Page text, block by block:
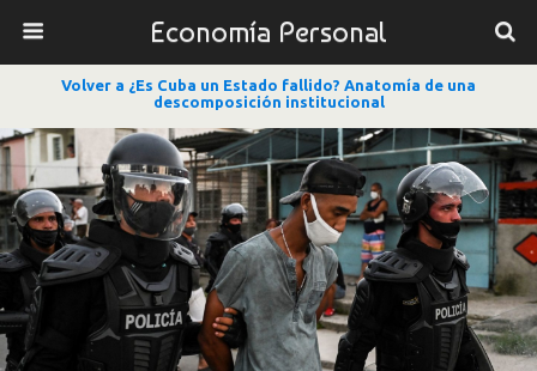
Economía Personal
Volver a ¿Es Cuba un Estado fallido? Anatomía de una
descomposición institucional